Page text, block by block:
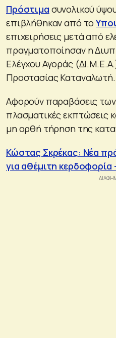
Πρόστιμα συνολικού
επιβλήθηκαν από το
επιχειρήσεις μετά από
πραγματοποίησαν η
Ελέγχου Αγοράς
Προστασίας Καταναλωτή.
Αφορούν παραβάσεις των
πλασματικές εκπτώσεις
μη ορθή τήρηση της
Κώστας Σκρέκας: Νέα
για αθέμιτη κερδοφορία